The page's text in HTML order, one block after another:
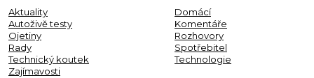
Aktuality
Autoživě testy
Ojetiny
Rady
Technický koutek
Zajímavosti
Domácí
Komentáře
Rozhovory
Spotřebitel
Technologie